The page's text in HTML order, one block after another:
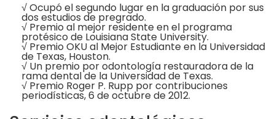
√ Ocupó el segundo lugar en la graduación por sus
dos estudios de pregrado.
√ Premio al mejor residente en el programa
protésico de Louisiana State University.
√ Premio OKU al Mejor Estudiante en la Universidad
de Texas, Houston.
√ Un premio por odontología restauradora de la
rama dental de la Universidad de Texas.
√ Premio Roger P. Rupp por contribuciones
periodísticas, 6 de octubre de 2012.